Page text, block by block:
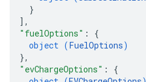
}
] ,
"fuelOptions" : {
object (FuelOptions)
},
"evChargeOptions" : {